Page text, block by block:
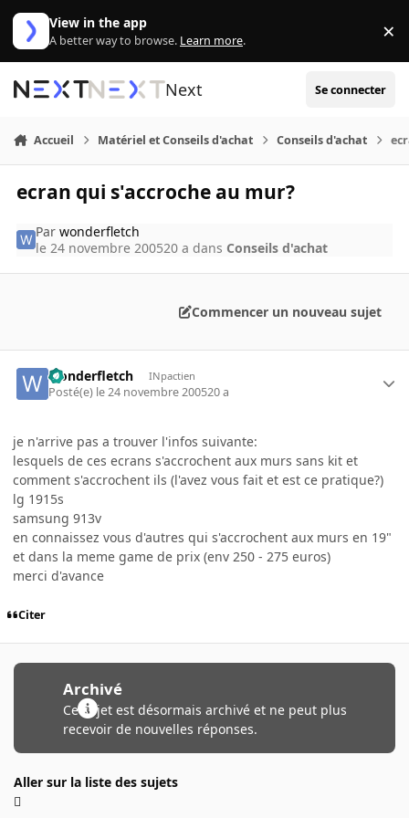
Aller au contenu
View in the app
A better way to browse. Learn more. ×
Next Se connecter
Accueil Matériel et Conseils d'achat Conseils d'achat
ecran qui s'accroche au mur?
Parwonderfletch
le 24 novembre 200520 a dans Conseils d'achat
Commencer un nouveau sujet
wonderfletch INpactien
Posté(e) le 24 novembre 200520 a
je n'arrive pas a trouver l'infos suivante:
lesquels de ces ecrans s'accrochent aux murs sans kit et
comment s'accrochent ils (l'avez vous fait et est ce pratique?)
lg 1915s
samsung 913v
en connaissez vous d'autres qui s'accrochent aux murs en 19"
et dans la meme game de prix (env 250 - 275 euros)
merci d'avance
Citer
Archivé
Ce sujet est désormais archivé et ne peut plus
recevoir de nouvelles réponses.
Aller sur la liste des sujets